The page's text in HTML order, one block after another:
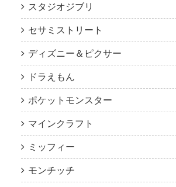
スタジオジブリ
セサミストリート
ディズニー＆ピクサー
ドラえもん
ポケットモンスター
マインクラフト
ミッフィー
モンチッチ